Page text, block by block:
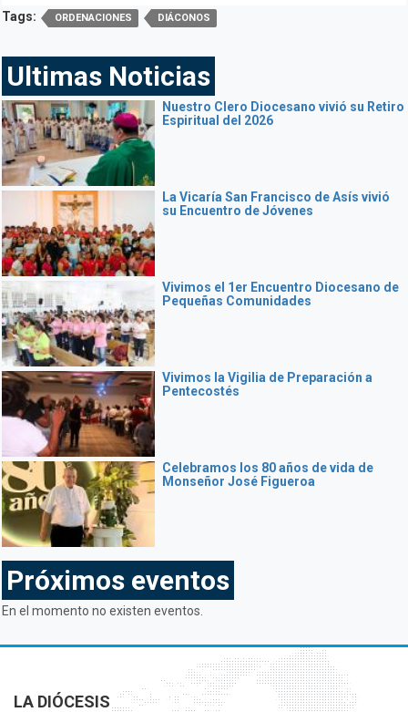
Tags: ORDENACIONES DIÁCONOS
Ultimas Noticias
Nuestro Clero Diocesano vivió su Retiro
Espiritual del 2026
La Vicaría San Francisco de Asís vivió
su Encuentro de Jóvenes
Vivimos el 1er Encuentro Diocesano de
Pequeñas Comunidades
Vivimos la Vigilia de Preparación a
Pentecostés
Celebramos los 80 años de vida de
Monseñor José Figueroa
Próximos eventos
En el momento no existen eventos.
LA DIÓCESIS